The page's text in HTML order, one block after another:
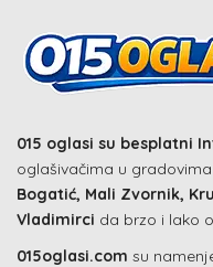
015 oglasi su besplatni
oglašivačima u
Bogatić, Mali Zvornik,
Vladimirci da brzo i lako
015oglasi.com su